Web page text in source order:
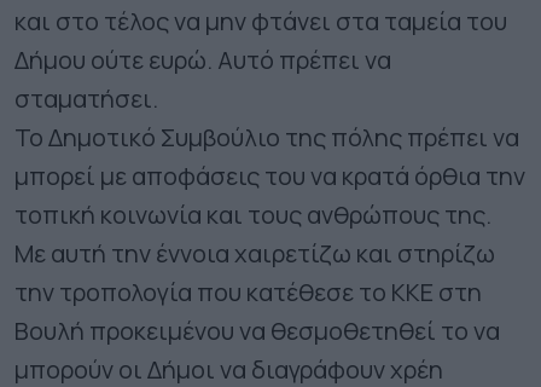
και στο τέλος να μην φτάνει στα ταμεία του
Δήμου ούτε ευρώ. Αυτό πρέπει να
σταματήσει.
​Το Δημοτικό Συμβούλιο της πόλης πρέπει να
μπορεί με αποφάσεις του να κρατά όρθια την
τοπική κοινωνία και τους ανθρώπους της. ​
Με αυτή την έννοια χαιρετίζω και στηρίζω
την τροπολογία που κατέθεσε το ΚΚΕ στη
Βουλή προκειμένου να θεσμοθετηθεί το να
μπορούν οι Δήμοι να διαγράφουν χρέη